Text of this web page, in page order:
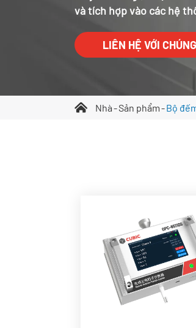
và tích hợp vào các hệ
LIÊN HỆ VỚI
Nhà Sản phẩm Bộ
Đầu ra 0.3, 0.5, 1.0, 5.0
Tuân thủ ISO 21501-4
Pin có thể sạc lại.
Báo động âm thanh
sáng.
Hiệu chỉnh hệ số hiệu